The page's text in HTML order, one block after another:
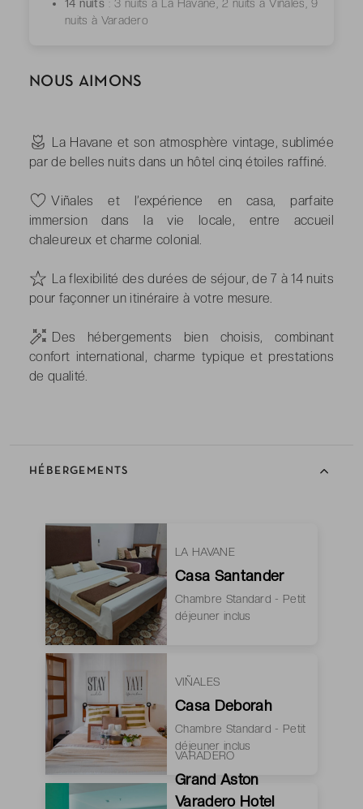
14 nuits : 3 nuits à La Havane, 2 nuits à Viñales, 9
nuits à Varadero
NOUS AIMONS
La Havane et son atmosphère vintage, sublimée
par de belles nuits dans un hôtel cinq étoiles raffiné.
-Viñales et l’expérience en casa, parfaite
immersion dans la vie locale, entre accueil
chaleureux et charme colonial.
La flexibilité des durées de séjour, de 7 à 14 nuits
pour façonner un itinéraire à votre mesure.
Des hébergements bien choisis, combinant
confort international, charme typique et prestations
de qualité.
HÉBERGEMENTS
LA HAVANE
Casa Santander
Chambre Standard - Petit
déjeuner inclus
VIÑALES
Casa Deborah
Chambre Standard - Petit
déjeuner inclus
VARADERO
Grand Aston
Varadero Hotel